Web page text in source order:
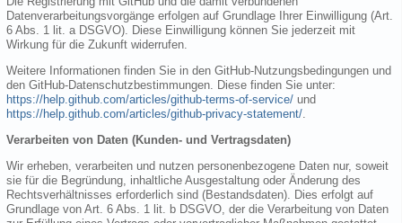
Datenverarbeitungsvorgänge erfolgen auf Grundlage Ihrer Einwilligung (Art.
6 Abs. 1 lit. a DSGVO). Diese Einwilligung können Sie jederzeit mit
Wirkung für die Zukunft widerrufen.
Weitere Informationen finden Sie in den GitHub-Nutzungsbedingungen und
den GitHub-Datenschutzbestimmungen. Diese finden Sie unter:
https://help.github.com/articles/github-terms-of-service/ und
https://help.github.com/articles/github-privacy-statement/.
Verarbeiten von Daten (Kunden- und Vertragsdaten)
Wir erheben, verarbeiten und nutzen personenbezogene Daten nur, soweit
sie für die Begründung, inhaltliche Ausgestaltung oder Änderung des
Rechtsverhältnisses erforderlich sind (Bestandsdaten). Dies erfolgt auf
Grundlage von Art. 6 Abs. 1 lit. b DSGVO, der die Verarbeitung von Daten